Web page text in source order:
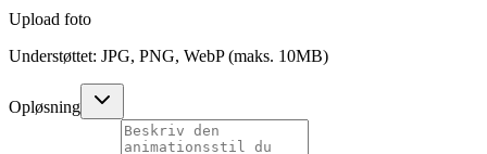
Upload foto
Understøttet: JPG, PNG, WebP (maks. 10MB)
Opløsning